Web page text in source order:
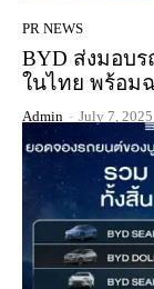
PR NEWS
BYD ส่งมอบ
ในไทย พร้อม
Admin - July 7, 2025